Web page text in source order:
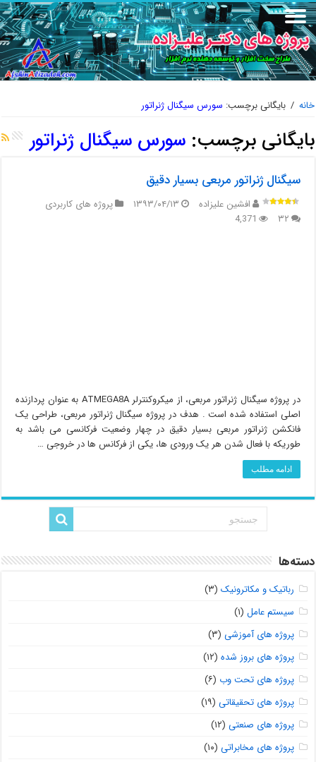
خانه / بایگانی برچسب: سورس سیگنال ژنراتور
بایگانی برچسب:سورس سیگنال ژنراتور
سیگنال ژنراتور مربعی بسیار دقیق
افشین علیزاده ۱۳۹۳/۰۴/۱۳
پروژه های کاربردی
۳۲
4,371
در پروژه سیگنال ژنراتور مربعی، از میکروکنترلر ATMEGA8A به عنوان پردازنده
اصلی استفاده شده است . هدف در پروژه سیگنال ژنراتور مربعی، طراحی یک
فانکشن ژنراتور مربعی بسیار دقیق در چهار وضعیت فرکانسی می باشد به
طوریکه با فعال شدن هر یک ورودی ها، یکی از فرکانس ها در خروجی …
ادامه مطلب
دسته‌ها
رباتیک و مکاترونیک (۳)
سیستم عامل (۱)
پروژه های آموزشی (۳)
پروژه های بروز شده (۱۲)
پروژه های تحت وب (۶)
پروژه های تحقیقاتی (۱۹)
پروژه های صنعتی (۱۲)
پروژه های مخابراتی (۱۰)